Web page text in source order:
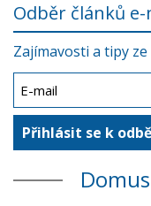
Odběr článků
Zajímavosti a tipy